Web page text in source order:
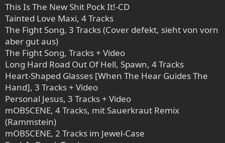
This Is The New Shit Pock It!-CD
Tainted Love Maxi, 4 Tracks
The Fight Song, 3 Tracks (Cover defekt, sieht von vorn
aber gut aus)
The Fight Song, Tracks + Video
Long Hard Road Out Of Hell, Spawn, 4 Tracks
Heart-Shaped Glasses [When The Hear Guides The
Hand], 3 Tracks + Video
Personal Jesus, 3 Tracks + Video
mOBSCENE, 4 Tracks, mit Sauerkraut Remix
(Rammstein)
mOBSCENE, 2 Tracks im Jewel-Case